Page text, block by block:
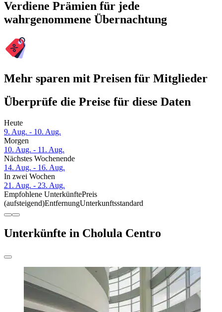
Verdiene Prämien für jede
wahrgenommene Übernachtung
Mehr sparen mit Preisen für Mitglieder
Überprüfe die Preise für diese Daten
Heute
9. Aug. - 10. Aug.
Morgen
10. Aug. - 11. Aug.
Nächstes Wochenende
14. Aug. - 16. Aug.
In zwei Wochen
21. Aug. - 23. Aug.
Empfohlene UnterkünftePreis
(aufsteigend)EntfernungUnterkunftsstandard
Unterkünfte in Cholula Centro